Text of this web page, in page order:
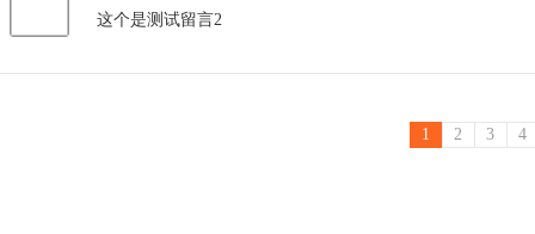
这个是测试留言2
1 2 3 4